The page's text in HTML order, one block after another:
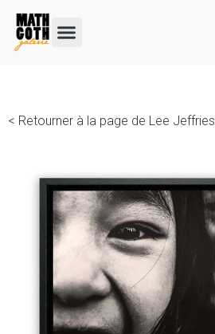
< Retourner à la page de Lee Jeffries